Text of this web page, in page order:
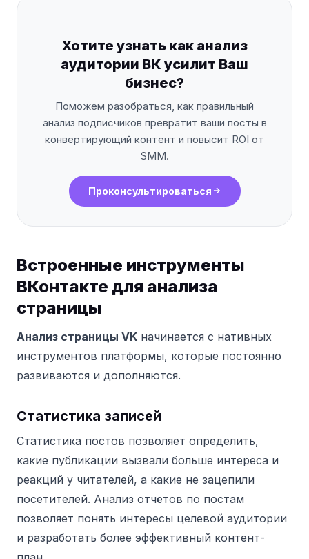
Хотите узнать как анализ
аудитории ВК усилит Ваш
бизнес?
Поможем разобраться, как правильный
анализ подписчиков превратит ваши посты в
конвертирующий контент и повысит ROI от
SMM.
Проконсультироваться
Встроенные инструменты
ВКонтакте для анализа
страницы
Анализ страницы VK начинается с нативных
инструментов платформы, которые постоянно
развиваются и дополняются.
Статистика записей
Статистика постов позволяет определить,
какие публикации вызвали больше интереса и
реакций у читателей, а какие не зацепили
посетителей. Анализ отчётов по постам
позволяет понять интересы целевой аудитории
и разработать более эффективный контент-